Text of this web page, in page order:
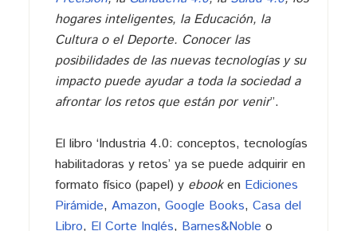
hogares inteligentes, la Educación, la
Cultura o el Deporte. Conocer las
posibilidades de las nuevas tecnologías y su
impacto puede ayudar a toda la sociedad a
afrontar los retos que están por venir”.
El libro ‘Industria 4.0: conceptos, tecnologías
habilitadoras y retos’ ya se puede adquirir en
formato físico (papel) y ebooken Ediciones
Pirámide, Amazon, Google Books, Casa del
Libro, El Corte Inglés, Barnes&Noble o